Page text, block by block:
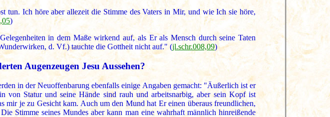
tun. Ich höre aber allezeit die Stimme des Vaters in Mir, und wie Ich sie höre,
)
in dem Maße wirkend auf, als Er als Mensch durch seine Taten
d. Vf.) tauchte die Gottheit nicht auf." (jl.schr.008,09)
Augenzeugen Jesu Aussehen?
in der Neuoffenbarung ebenfalls einige Angaben gemacht: "Äußerlich ist er
von Statur und seine Hände sind rauh und arbeitsnarbig, aber sein Kopf ist
mir je zu Gesicht kam. Auch um den Mund hat Er einen überaus freundlichen,
Stimme seines Mundes aber kann man eine wahrhaft männlich hinreißende